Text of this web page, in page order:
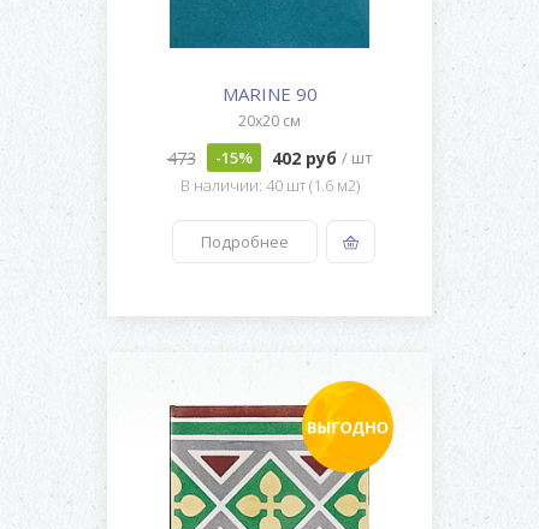
MARINE 90
20x20 см
473 -15% 402 руб / шт
В наличии: 40 шт (1.6 м2)
Подробнее